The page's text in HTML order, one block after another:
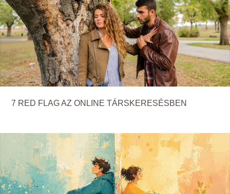
7 RED FLAG AZ ONLINE TÁRSKERESÉSBEN